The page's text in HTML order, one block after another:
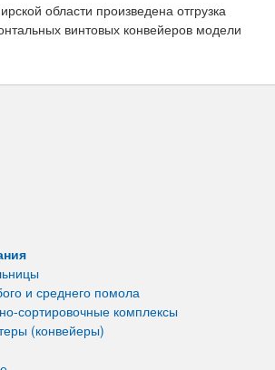
области произведена отгрузка
винтовых конвейеров модели
и среднего помола
сортировочные комплексы
(конвейеры)